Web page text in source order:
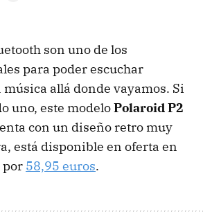
son uno de los
para poder escuchar
allá donde vayamos. Si
uno, este modeloPolaroid P2
con un diseño retro muy
está disponible en oferta en
por 58,95 euros.